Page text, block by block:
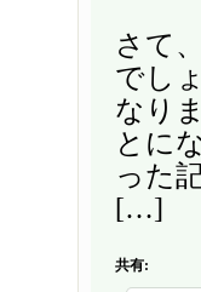
さて
でし
なり
とに
った
[…]
共有: